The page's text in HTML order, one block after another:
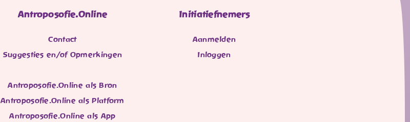
Antroposofie.Online
Contact
Suggesties en/of Opmerkingen
Antroposofie.Online als Bron
Antroposofie.Online als Platform
Antroposofie.Online als App
Initiatiefnemers
Aanmelden
Inloggen